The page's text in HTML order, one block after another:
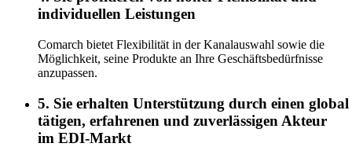
individuellen Leistungen
Comarch bietet Flexibilität in der Kanalauswahl sowie die
Möglichkeit, seine Produkte an Ihre Geschäftsbedürfnisse
anzupassen.
5. Sie erhalten Unterstützung durch einen global
tätigen, erfahrenen und zuverlässigen Akteur
im EDI-Markt